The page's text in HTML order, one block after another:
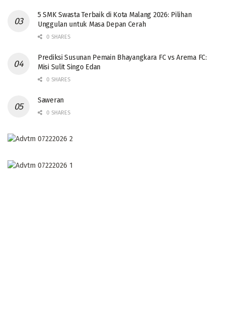
5 SMK Swasta Terbaik di Kota Malang 2026: Pilihan
Unggulan untuk Masa Depan Cerah
0 SHARES
Prediksi Susunan Pemain Bhayangkara FC vs Arema FC:
Misi Sulit Singo Edan
0 SHARES
Saweran
0 SHARES